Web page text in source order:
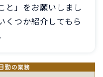
と」をお願いしまし
くつか紹介してもら